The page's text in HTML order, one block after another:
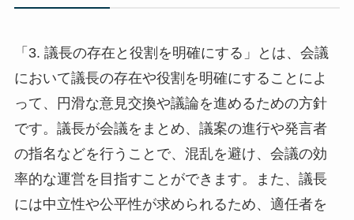
「3. 議長の存在と役割を明確にする」とは、会議
において議長の存在や役割を明確にすることによ
って、円滑な意見交換や議論を進めるための方針
です。議長が会議をまとめ、議案の進行や発言者
の指名などを行うことで、混乱を避け、会議の効
率的な運営を目指すことができます。また、議長
には中立性や公平性が求められるため、適任者を